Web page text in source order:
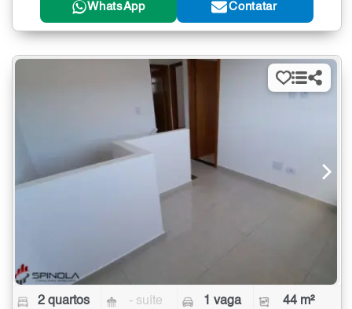
WhatsApp Contatar
2 quartos - suíte 1 vaga 44 m²